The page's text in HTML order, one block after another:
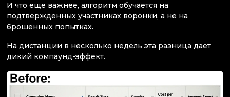
И что еще важнее, алгоритм обучается на
подтвержденных участниках воронки, а не на
брошенных попытках.
На дистанции в несколько недель эта разница дает
дикий компаунд-эффект.